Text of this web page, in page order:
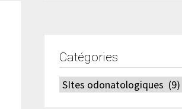
Catégories
Catégories